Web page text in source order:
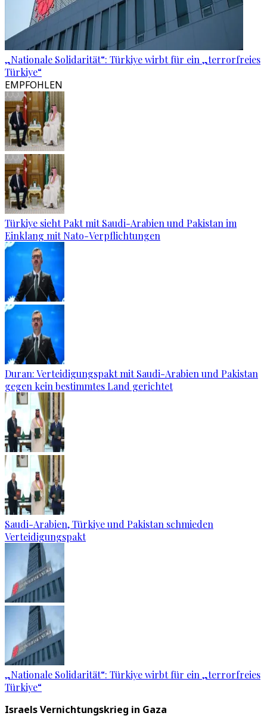
„Nationale Solidarität“: Türkiye wirbt für ein „terrorfreies
Türkiye“
EMPFOHLEN
Türkiye sieht Pakt mit Saudi-Arabien und Pakistan im
Einklang mit Nato-Verpflichtungen
Duran: Verteidigungspakt mit Saudi-Arabien und Pakistan
gegen kein bestimmtes Land gerichtet
Saudi-Arabien, Türkiye und Pakistan schmieden
Verteidigungspakt
„Nationale Solidarität“: Türkiye wirbt für ein „terrorfreies
Türkiye“
Israels Vernichtungskrieg in Gaza